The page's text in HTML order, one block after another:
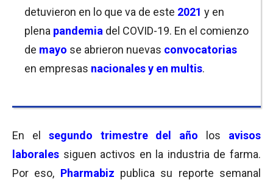
detuvieron en lo que va de este 2021 y en
plena pandemia del COVID-19. En el comienzo
de mayo se abrieron nuevas convocatorias
en empresas nacionales y en multis.
En el segundo trimestre del año los avisos
laborales siguen activos en la industria de farma.
Por eso, Pharmabiz publica su reporte semanal